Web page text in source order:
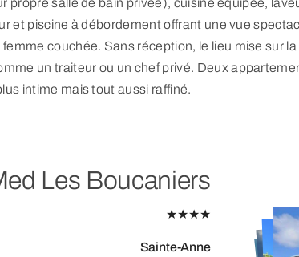
et piscine à débordement offrant une vue
couchée. Sans réception, le lieu mise sur
un traiteur ou un chef privé. Deux
intime mais tout aussi raffiné.
Les Boucaniers
★★★★
Sainte-Anne